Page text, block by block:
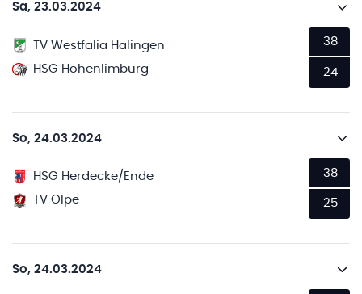
Sa, 23.03.2024
TV Westfalia Halingen
HSG Hohenlimburg
38
24
So, 24.03.2024
HSG Herdecke/Ende
TV Olpe
38
25
So, 24.03.2024